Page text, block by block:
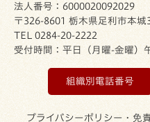
法人番号：6000020092029
〒326-8601 栃木県足利市本城
TEL 0284-20-2222
受付時間：平日（月曜-金曜）
組織別電話番号
プライバシーポリシー・免